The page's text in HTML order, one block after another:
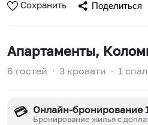
Сохранить Поделиться
Апартаменты,
6 гостей ∙ 3 кровати ∙ 1
💳 Онлайн-бронирование
Бронирование жилья с